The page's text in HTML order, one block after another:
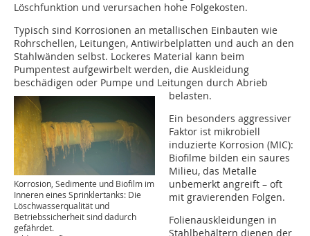
Löschfunktion und verursachen hohe Folgekosten.
Typisch sind Korrosionen an metallischen Einbauten wie
Rohrschellen, Leitungen, Antiwirbelplatten und auch an den
Stahlwänden selbst. Lockeres Material kann beim
Pumpentest aufgewirbelt werden, die Auskleidung
beschädigen oder Pumpe und Leitungen durch Abrieb
belasten.
Korrosion, Sedimente und Biofilm im
Inneren eines Sprinklertanks: Die
Löschwasserqualität und
Betriebssicherheit sind dadurch
gefährdet.
Ein besonders aggressiver
Faktor ist mikrobiell
induzierte Korrosion (MIC):
Biofilme bilden ein saures
Milieu, das Metalle
unbemerkt angreift – oft
mit gravierenden Folgen.
Folienauskleidungen in
Stahlbehältern dienen der